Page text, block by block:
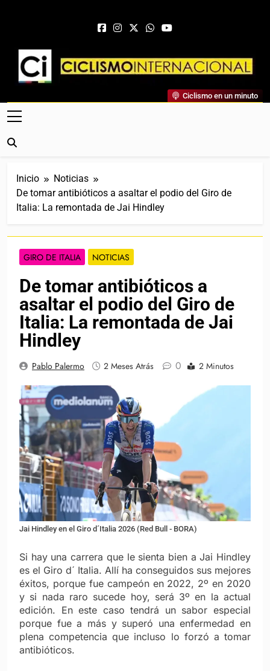
Ciclismo Internacional
Web Dedicada Al Ciclismo Mundial. Entrevistas, Análisis,
Crónicas, Previas Y Más. La Web Ciclista De Referencia.
Ciclismo en un minuto
Inicio
Noticias
De tomar antibióticos a asaltar el podio del Giro de
Italia: La remontada de Jai Hindley
GIRO DE ITALIA NOTICIAS
De tomar antibióticos a
asaltar el podio del Giro de
Italia: La remontada de Jai
Hindley
Pablo Palermo 2 Meses Atrás 0 2 Minutos
Jai Hindley en el Giro d´Italia 2026 (Red Bull - BORA)
Si hay una carrera que le sienta bien a Jai Hindley
es el Giro d´ Italia. Allí ha conseguidos sus mejores
éxitos, porque fue campeón en 2022, 2º en 2020
y si nada raro sucede hoy, será 3º en la actual
edición. En este caso tendrá un sabor especial
porque fue a más y superó una enfermedad en
plena competencia que incluso lo forzó a tomar
antibióticos.